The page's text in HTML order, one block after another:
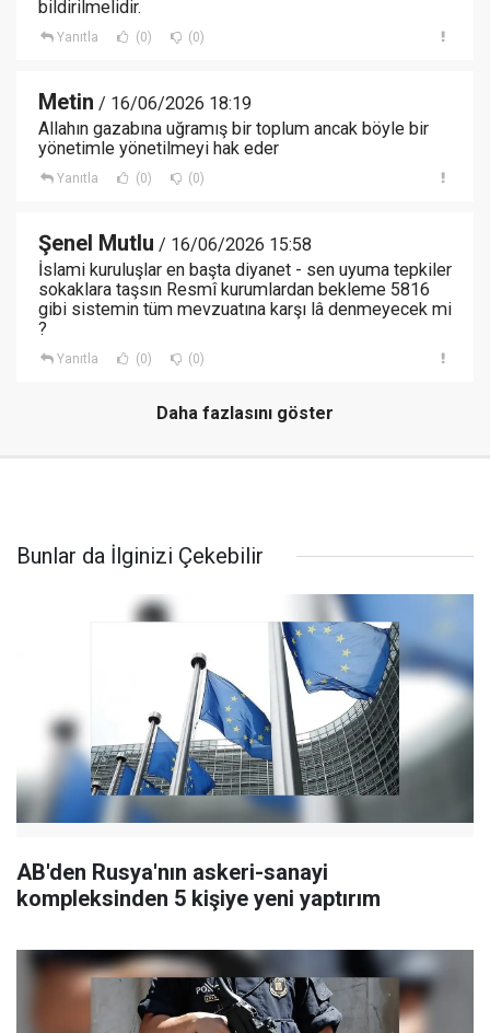
bildirilmelidir.
Yanıtla (0) (0)
Metin / 16/06/2026 18:19
Allahın gazabına uğramış bir toplum ancak böyle bir
yönetimle yönetilmeyi hak eder
Yanıtla (0) (0)
Şenel Mutlu / 16/06/2026 15:58
İslami kuruluşlar en başta diyanet - sen uyuma tepkiler
sokaklara taşsın Resmî kurumlardan bekleme 5816
gibi sistemin tüm mevzuatına karşı lâ denmeyecek mi
?
Yanıtla (0) (0)
Daha fazlasını göster
Bunlar da İlginizi Çekebilir
AB'den Rusya'nın askeri-sanayi
kompleksinden 5 kişiye yeni yaptırım